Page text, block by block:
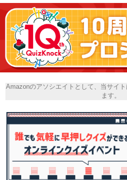
Amazonのアソシエイトとして、当サイ
ます。